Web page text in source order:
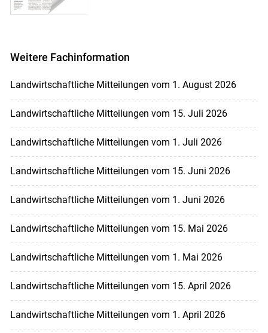
Weitere Fachinformation
Landwirtschaftliche Mitteilungen vom 1. August 2026
Landwirtschaftliche Mitteilungen vom 15. Juli 2026
Landwirtschaftliche Mitteilungen vom 1. Juli 2026
Landwirtschaftliche Mitteilungen vom 15. Juni 2026
Landwirtschaftliche Mitteilungen vom 1. Juni 2026
Landwirtschaftliche Mitteilungen vom 15. Mai 2026
Landwirtschaftliche Mitteilungen vom 1. Mai 2026
Landwirtschaftliche Mitteilungen vom 15. April 2026
Landwirtschaftliche Mitteilungen vom 1. April 2026